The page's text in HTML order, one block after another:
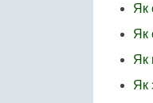
Як
Як
Як
Як